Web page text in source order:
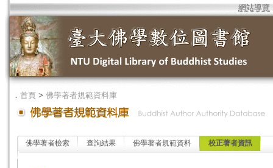
網站導覽
． 首頁 > 佛學著者規範資料庫
佛學著者檢索 查詢結果 佛學著者規範資料 校正著者資訊